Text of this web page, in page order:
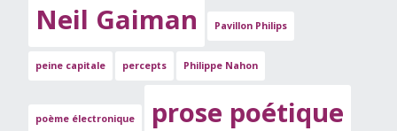
Neil Gaiman Pavillon Philips
peine capitale percepts Philippe Nahon
poème électronique prose poétique